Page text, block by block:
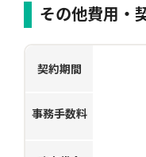
その他費用・
契約期間
事務手数料